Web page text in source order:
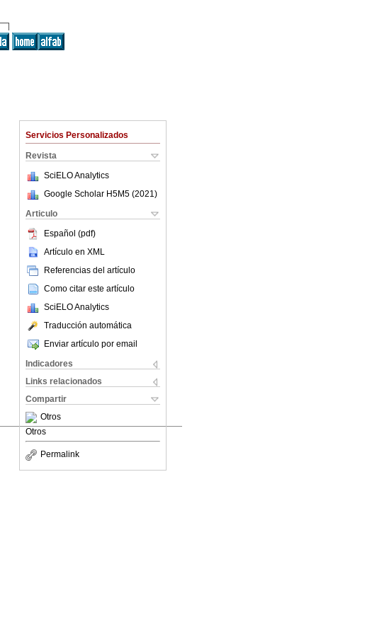
Servicios Personalizados
Revista
SciELO Analytics
Google Scholar H5M5 (2021 )
Articulo
Español (pdf)
Artículo en XML
Referencias del artículo
Como citar este artículo
SciELO Analytics
Traducción automática
Enviar artículo por email
Indicadores
Links relacionados
Compartir
Otros
Otros
Permalink